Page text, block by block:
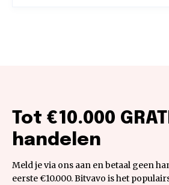
Tot €10.000
handelen
Meld je via ons aan en betaal geen
eerste €10.000. Bitvavo is het